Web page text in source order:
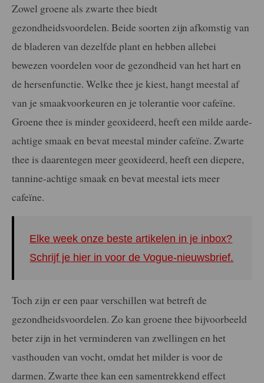
Zowel groene als zwarte thee biedt
gezondheidsvoordelen. Beide soorten zijn afkomstig van
de bladeren van dezelfde plant en hebben allebei
bewezen voordelen voor de gezondheid van het hart en
de hersenfunctie. Welke thee je kiest, hangt meestal af
van je smaakvoorkeuren en je tolerantie voor cafeïne.
Groene thee is minder geoxideerd, heeft een milde aarde-
achtige smaak en bevat meestal minder cafeïne. Zwarte
thee is daarentegen meer geoxideerd, heeft een diepere,
tannine-achtige smaak en bevat meestal iets meer
cafeïne.
Elke week onze beste artikelen in je inbox?
Schrijf je hier in voor de Vogue-nieuwsbrief.
Toch zijn er een paar verschillen wat betreft de
gezondheidsvoordelen. Zo kan groene thee bijvoorbeeld
beter zijn in het verminderen van zwellingen en het
vasthouden van vocht, omdat het milder is voor de
darmen. Zwarte thee kan een samentrekkend effect